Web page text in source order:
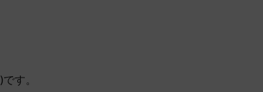
)です。